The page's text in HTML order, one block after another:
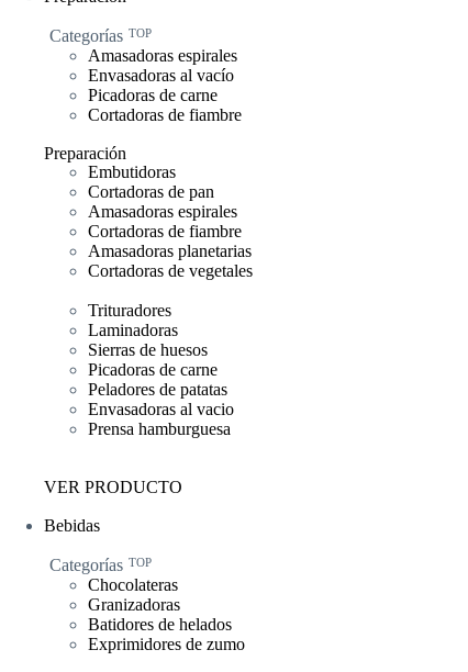
Categorías TOP
Amasadoras espirales
Envasadoras al vacío
Picadoras de carne
Cortadoras de fiambre
Preparación
Embutidoras
Cortadoras de pan
Amasadoras espirales
Cortadoras de fiambre
Amasadoras planetarias
Cortadoras de vegetales
Trituradores
Laminadoras
Sierras de huesos
Picadoras de carne
Peladores de patatas
Envasadoras al vacio
Prensa hamburguesa
VER PRODUCTO
Bebidas
Categorías TOP
Chocolateras
Granizadoras
Batidores de helados
Exprimidores de zumo